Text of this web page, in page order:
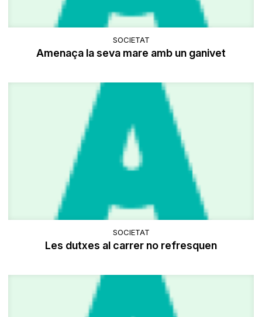
SOCIETAT
Amenaça la seva mare amb un ganivet
SOCIETAT
Les dutxes al carrer no refresquen